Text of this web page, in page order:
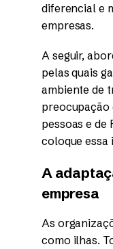
diferencial e
empresas.
A seguir,
pelas quais
ambiente de
preocupação
pessoas e de
coloque essa
A
empresa
As
como ilhas.